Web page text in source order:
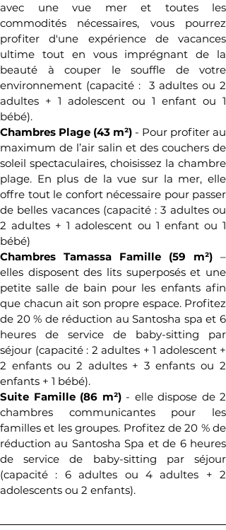
avec une vue mer et toutes les
commodités nécessaires, vous pourrez
profiter d'une expérience de vacances
ultime tout en vous imprégnant de la
beauté à couper le souffle de votre
environnement (capacité :  3 adultes ou 2
adultes + 1 adolescent ou 1 enfant ou 1
bébé).
Chambres Plage (43 m²) - Pour profiter au
maximum de l’air salin et des couchers de
soleil spectaculaires, choisissez la chambre
plage. En plus de la vue sur la mer, elle
offre tout le confort nécessaire pour passer
de belles vacances (capacité : 3 adultes ou
2 adultes + 1 adolescent ou 1 enfant ou 1
bébé)
Chambres Tamassa Famille (59 m²) –
elles disposent des lits superposés et une
petite salle de bain pour les enfants afin
que chacun ait son propre espace. Profitez
de 20 % de réduction au Santosha spa et 6
heures de service de baby-sitting par
séjour (capacité : 2 adultes + 1 adolescent +
2 enfants ou 2 adultes + 3 enfants ou 2
enfants + 1 bébé).
Suite Famille (86 m²) - elle dispose de 2
chambres communicantes pour les
familles et les groupes. Profitez de 20 % de
réduction au Santosha Spa et de 6 heures
de service de baby-sitting par séjour
(capacité : 6 adultes ou 4 adultes + 2
adolescents ou 2 enfants).